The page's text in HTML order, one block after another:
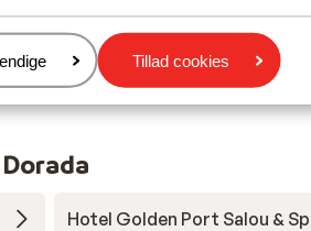
Tillad cookies
GuntherMed familie
Hotel Golden Port Salou &